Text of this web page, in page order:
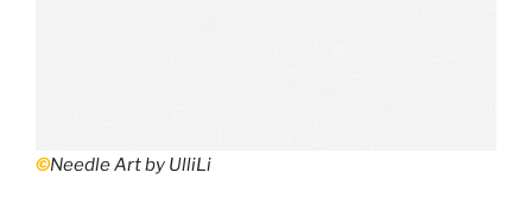
©Needle Art by UlliLi